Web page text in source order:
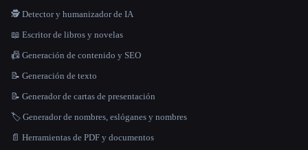
🕵️ Detector y humanizador de IA
📖 Escritor de libros y novelas
📠 Generación de contenido y SEO
📝 Generación de texto
📝 Generador de cartas de presentación
🏷️ Generador de nombres, eslóganes y nombres
📄 Herramientas de PDF y documentos